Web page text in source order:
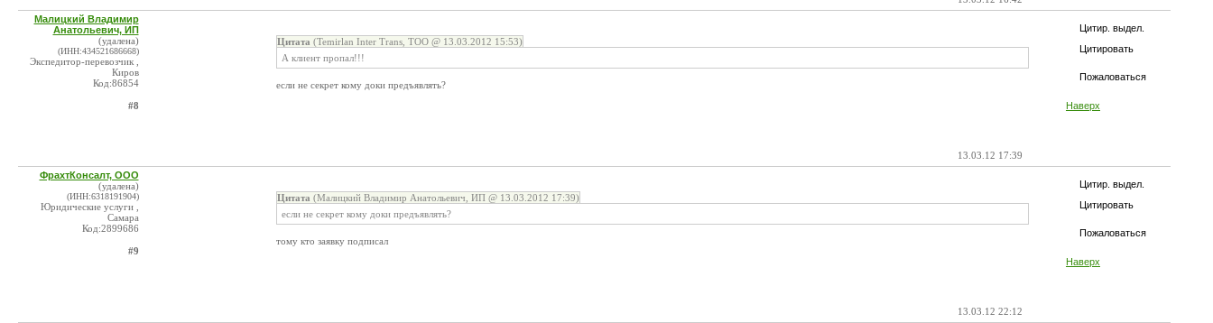
Цитир. выдел.
Цитировать
Пожаловаться
Наверх
Малицкий Владимир
Анатольевич, ИП
(удалена)
(ИНН:434521686668)
Экспедитор-перевозчик ,
Киров
Код:86854
#8
Цитата (Temirlan Inter Trans, ТОО @ 13.03.2012 15:53)
А клиент пропал!!!
если не секрет кому доки предъявлять?
13.03.12 17:39
Цитир. выдел.
Цитировать
Пожаловаться
Наверх
ФрахтКонсалт, ООО
(удалена)
(ИНН:6318191904)
Юридические услуги ,
Самара
Код:2899686
#9
Цитата (Малицкий Владимир Анатольевич, ИП @ 13.03.2012 17:39)
если не секрет кому доки предъявлять?
тому кто заявку подписал
13.03.12 22:12